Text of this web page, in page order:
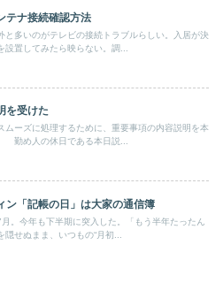
テナ接続確認方法
と多いのがテレビの接続トラブルらしい。入居が決
設置してみたら映らない。調...
を受けた
ムーズに処理するために、重要事項の内容説明を本
勤め人の休日である本日説...
ン「記帳の日」は大家の通信簿
。今年も下半期に突入した。「もう半年たったん
隠せぬまま、いつもの“月初...